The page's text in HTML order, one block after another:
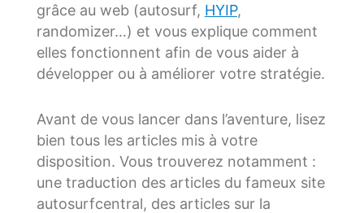
grâce au web (autosurf, HYIP,
randomizer…) et vous explique comment
elles fonctionnent afin de vous aider à
développer ou à améliorer votre stratégie.
Avant de vous lancer dans l’aventure, lisez
bien tous les articles mis à votre
disposition. Vous trouverez notamment :
une traduction des articles du fameux site
autosurfcentral, des articles sur la